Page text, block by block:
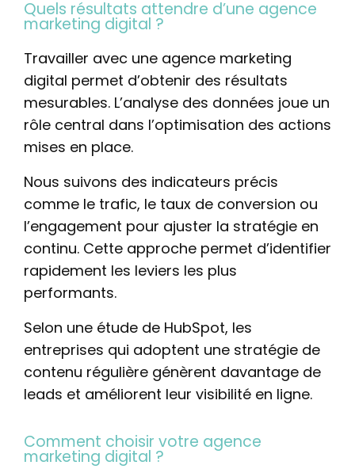
Quels résultats attendre d’une agence
marketing digital ?
Travailler avec une agence marketing
digital permet d’obtenir des résultats
mesurables. L’analyse des données joue un
rôle central dans l’optimisation des actions
mises en place.
Nous suivons des indicateurs précis
comme le trafic, le taux de conversion ou
l’engagement pour ajuster la stratégie en
continu. Cette approche permet d’identifier
rapidement les leviers les plus
performants.
Selon une étude de HubSpot, les
entreprises qui adoptent une stratégie de
contenu régulière génèrent davantage de
leads et améliorent leur visibilité en ligne.
Comment choisir votre agence
marketing digital ?